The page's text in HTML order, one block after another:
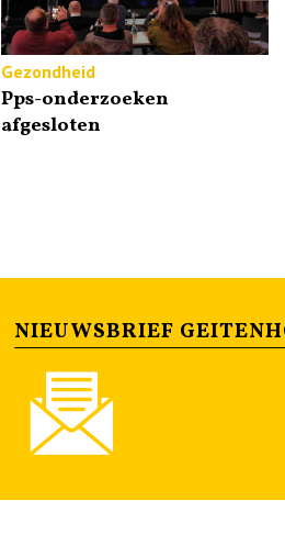
Gezondheid
Pps-onderzoeken
afgesloten
NIEUWSBRIEF